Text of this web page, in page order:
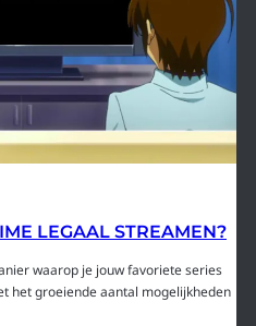
LEGAAL STREAMEN?
waarop je jouw favoriete series
het groeiende aantal mogelijkheden